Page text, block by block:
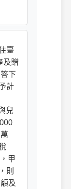
臺
及贈
下
計
兒
甲
則
及